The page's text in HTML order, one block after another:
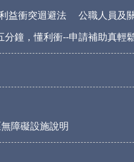
益衝突迴避法 公職人員及
分鐘，懂利衝--申請補助真輕
障礙設施說明